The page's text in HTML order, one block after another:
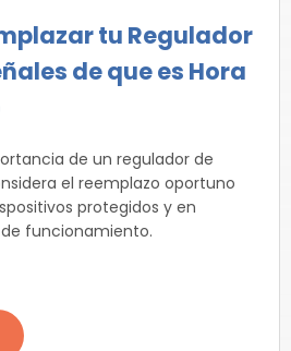
tu Regulador
de que es Hora
de un regulador de
el reemplazo oportuno
protegidos y en
funcionamiento.